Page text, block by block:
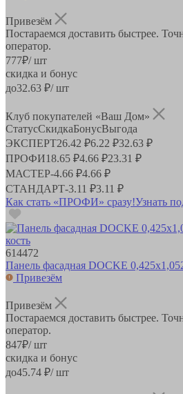
Привезём
Постараемся доставить быстрее.
оператор.
777₽/ шт
скидка и бонус
до32.63 ₽/ шт
Клуб покупателей «Ваш Дом»
СтатусСкидкаБонусВыгода
ЭКСПЕРТ26.42 ₽6.22 ₽32.63 ₽
ПРОФИ18.65 ₽4.66 ₽23.31 ₽
МАСТЕР-4.66 ₽4.66 ₽
СТАНДАРТ-3.11 ₽3.11 ₽
Как стать «ПРОФИ» сразу!Узнать
614472
Панель фасадная DOCKE
Привезём
Привезём
Постараемся доставить быстрее.
оператор.
847₽/ шт
скидка и бонус
до45.74 ₽/ шт